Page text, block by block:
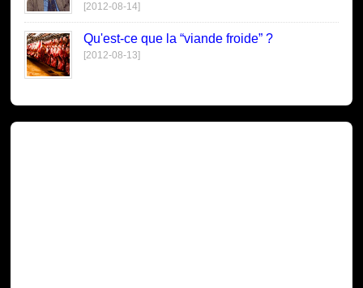
[2012-08-14]
Qu'est-ce que la “viande froide” ?
[2012-08-13]